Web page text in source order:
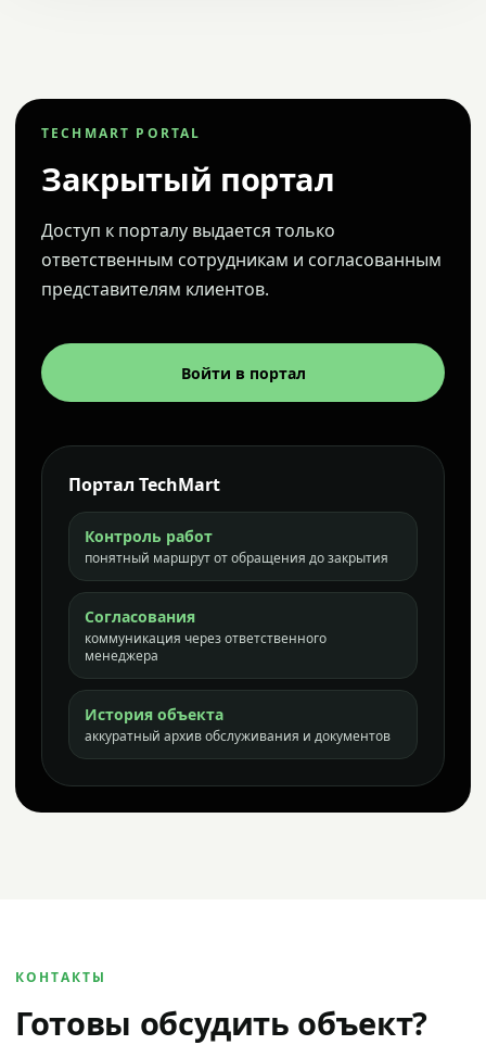
TECHMART PORTAL
Закрытый портал
Доступ к порталу выдается только
ответственным сотрудникам и согласованным
представителям клиентов.
Войти в портал
Портал TechMart
Контроль работ
понятный маршрут от обращения до закрытия
Согласования
коммуникация через ответственного
менеджера
История объекта
аккуратный архив обслуживания и документов
КОНТАКТЫ
Готовы обсудить объект?